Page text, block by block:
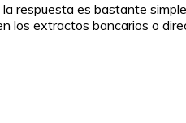
respuesta es bastante
extractos bancarios o